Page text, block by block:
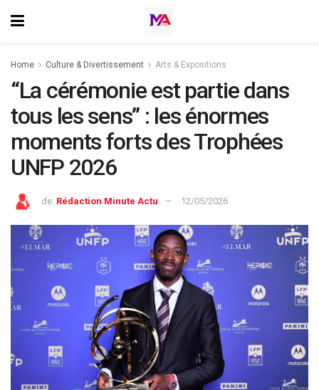
Home ⁠Culture & Divertissement Arts & Expositions
“La cérémonie est partie dans
tous les sens” : les énormes
moments forts des Trophées
UNFP 2026
de: Rédaction Minute Actu 12/05/2026